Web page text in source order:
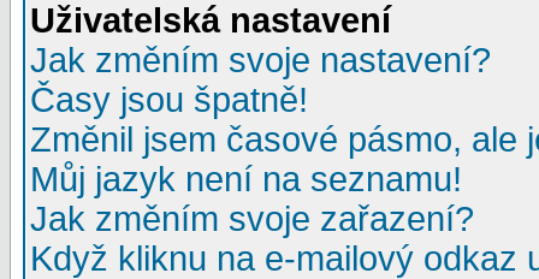
Uživatelská nastavení
Jak změním svoje nastavení?
Časy jsou špatně!
Změnil jsem časové pásmo, ale
Můj jazyk není na seznamu!
Jak změním svoje zařazení?
Když kliknu na e-mailový odkaz